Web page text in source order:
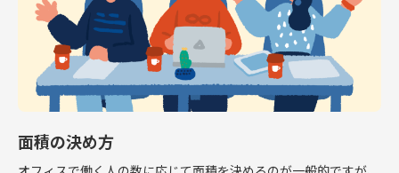
面積の決め方